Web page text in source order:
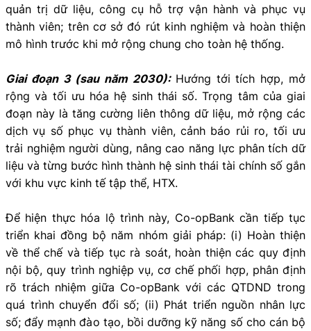
quản trị dữ liệu, công cụ hỗ trợ vận hành và phục vụ
thành viên; trên cơ sở đó rút kinh nghiệm và hoàn thiện
mô hình trước khi mở rộng chung cho toàn hệ thống.
Giai đoạn 3 (sau năm 2030): Hướng tới tích hợp, mở
rộng và tối ưu hóa hệ sinh thái số. Trọng tâm của giai
đoạn này là tăng cường liên thông dữ liệu, mở rộng các
dịch vụ số phục vụ thành viên, cảnh báo rủi ro, tối ưu
trải nghiệm người dùng, nâng cao năng lực phân tích dữ
liệu và từng bước hình thành hệ sinh thái tài chính số gắn
với khu vực kinh tế tập thể, HTX.
Để hiện thực hóa lộ trình này, Co-opBank cần tiếp tục
triển khai đồng bộ năm nhóm giải pháp: (i) Hoàn thiện
về thể chế và tiếp tục rà soát, hoàn thiện các quy định
nội bộ, quy trình nghiệp vụ, cơ chế phối hợp, phân định
rõ trách nhiệm giữa Co-opBank với các QTDND trong
quá trình chuyển đổi số; (ii) Phát triển nguồn nhân lực
số; đẩy mạnh đào tạo, bồi dưỡng kỹ năng số cho cán bộ